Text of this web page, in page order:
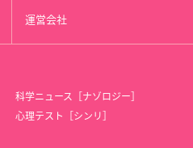
運営会社
科学ニュース［ナゾロジー］
心理テスト［シンリ］